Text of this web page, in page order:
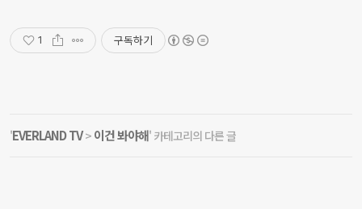
1 구독하기
'EVERLAND TV> 이건 봐야해' 카테고리의 다른 글